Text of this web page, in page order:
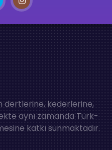
dertlerine, kederlerine,
aynı zamanda Türk-
katkı sunmaktadır.